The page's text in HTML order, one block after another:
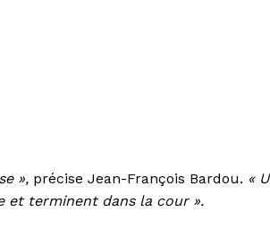
», précise Jean-François Bardou. «
et terminent dans la cour ».